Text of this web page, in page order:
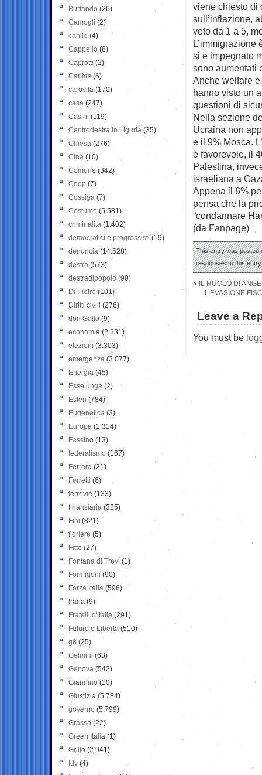
viene chiesto di
sull’inflazione,
voto da 1 a 5,
L’immigrazione
si è impegnato
sono aumentati
Anche welfare
hanno visto un
questioni di
Nella sezione
Ucraina non
e il 9% Mosca.
è favorevole, il
Palestina,
israeliana a
Appena il 6%
pensa che la
“condannare
(da Fanpage)
This entry was posted
responses to this
«
IL RUOLO DI
L’EVASIONE
Leave a
You must be
Burlando (26)
Camogli (2)
canile (4)
Cappello (8)
Caprotti (2)
Caritas (6)
carovita (170)
casa (247)
Casini (119)
Centrodestra in Liguria (35)
Chiesa (276)
Cina (10)
Comune (342)
Coop (7)
Cossiga (7)
Costume (5.581)
criminalità (1.402)
democratici e progressisti (19)
denuncia (14.528)
destra (573)
destradipopolo (99)
Di Pietro (101)
Diritti civili (276)
don Gallo (9)
economia (2.331)
elezioni (3.303)
emergenza (3.077)
Energia (45)
Esselunga (2)
Esteri (784)
Eugenetica (3)
Europa (1.314)
Fassino (13)
federalismo (167)
Ferrara (21)
Ferretti (6)
ferrovie (133)
finanziaria (325)
Fini (821)
fioriere (5)
Fitto (27)
Fontana di Trevi (1)
Formigoni (90)
Forza Italia (596)
frana (9)
Fratelli d'Italia (291)
Futuro e Libertà (510)
g8 (25)
Gelmini (68)
Genova (542)
Giannino (10)
Giustizia (5.784)
governo (5.799)
Grasso (22)
Green Italia (1)
Grillo (2.941)
Idv (4)